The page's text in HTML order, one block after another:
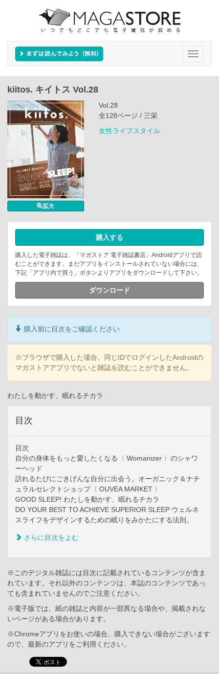
Toggle
kiitos. キイトス Vol.28
拡大
Vol.28
全128ページ / 三栄
女性ライフスタイル
購入する
購入した電子雑誌は、「マガストア 電子雑誌書店」Androidアプリで読
むことができます。まだアプリをインストールされていない場合には、
下記「アプリ内で買う」ボタンよりアプリをダウンロードして下さい。
ダウンロード
購入前に目次をご確認ください
※ブラウザで購入した場合、同じIDでログインしたAndroidの
マガストアアプリでないと雑誌を読むことができません。
わたしを動かす、眠れるチカラ
目次
目次
自分の身体をもっと愛したくなる〈 Womanizer 〉のシャワ
ーヘッド
訪れるたびにごきげんな自分に出会う。オーガニック＆ナチ
ュラルセレクトショップ〈 OUVEA MARKET 〉
GOOD SLEEP! わたしを動かす、眠れるチカラ
DO YOUR BEST TO ACHIEVE SUPERIOR SLEEP ウェルネ
スライフをデザインするための眠りをみかたにする法則。
さらに目次をよむ
※このデジタル雑誌には目次に記載されているコンテンツが含ま
れています。それ以外のコンテンツは、本誌のコンテンツであっ
ても含まれていませんのでご注意ください。
※電子版では、紙の雑誌と内容が一部異なる場合や、掲載されな
いページがある場合があります。
※Chromeアプリをお使いの場合、購入できない場合がございます
ので、最新のアプリをご利用ください。